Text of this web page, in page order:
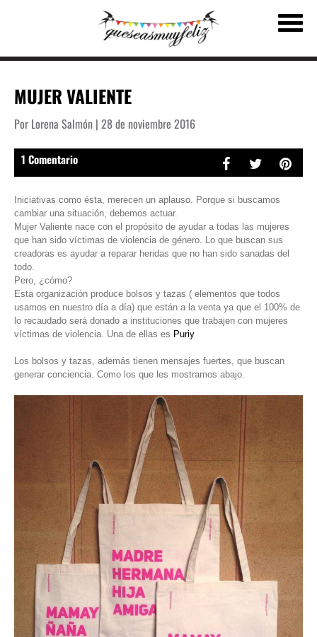
MUJER VALIENTE
Por Lorena Salmón | 28 de noviembre 2016
1 Comentario
Iniciativas como ésta, merecen un aplauso. Porque si buscamos
cambiar una situación, debemos actuar.
Mujer Valiente nace con el propósito de ayudar a todas las mujeres
que han sido víctimas de violencia de género. Lo que buscan sus
creadoras es ayudar a reparar heridas que no han sido sanadas del
todo.
Pero, ¿cómo?
Esta organización produce bolsos y tazas ( elementos que todos
usamos en nuestro día a día) que están a la venta ya que el 100% de
lo recaudado será donado a instituciones que trabajen con mujeres
víctimas de violencia. Una de ellas es Puriy
Los bolsos y tazas, además tienen mensajes fuertes, que buscan
generar conciencia. Como los que les mostramos abajo.